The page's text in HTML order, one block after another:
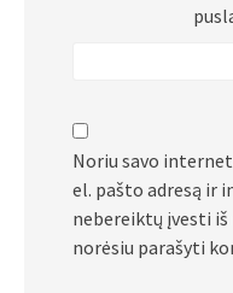
Noriu savo
el. pašto adresą ir
nebereiktų įvesti
norėsiu parašyti